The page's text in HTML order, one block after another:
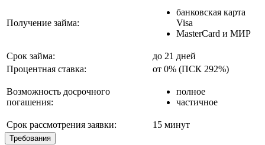
Получение займа:
банковская карта
Visa
MasterCard и МИР
Срок займа:
до 21 дней
Процентная ставка:
от 0% (ПСК 292%)
Возможность досрочного
погашения:
полное
частичное
Срок рассмотрения заявки: 15 минут
Требования